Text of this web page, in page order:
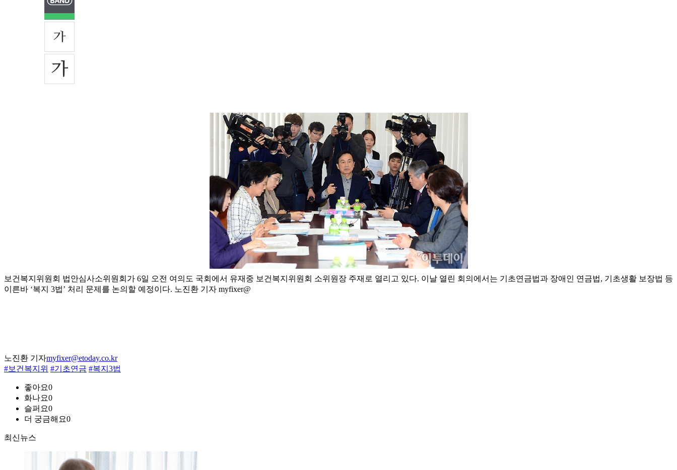
보건복지위원회 법안심사소위원회가 6일 오전 여의도 국회에서 유재중 보건복지위원회 소위원장 주재로 열리고 있다. 이날 열린 회의에서는 기초연금법과 장애인 연금법, 기초생활 보장법 등
이른바 ‘복지 3법’ 처리 문제를 논의할 예정이다. 노진환 기자 myfixer@
노진환 기자myfixer@etoday.co.kr
#보건복지위 #기초연금 #복지3법
좋아요0
화나요0
슬퍼요0
더 궁금해요0
최신뉴스